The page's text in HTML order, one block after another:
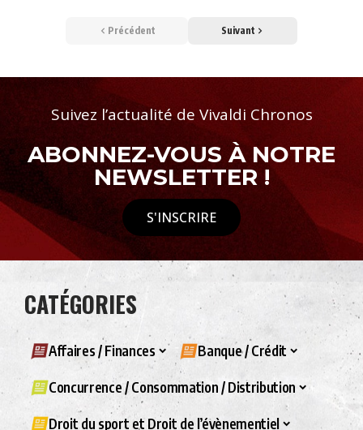
Précédent Suivant
Suivez l’actualité de Vivaldi Chronos
ABONNEZ-VOUS À NOTRE
NEWSLETTER !
S'INSCRIRE
CATÉGORIES
Affaires / Finances Banque / Crédit
Concurrence / Consommation / Distribution
Droit du sport et Droit de l’évènementiel